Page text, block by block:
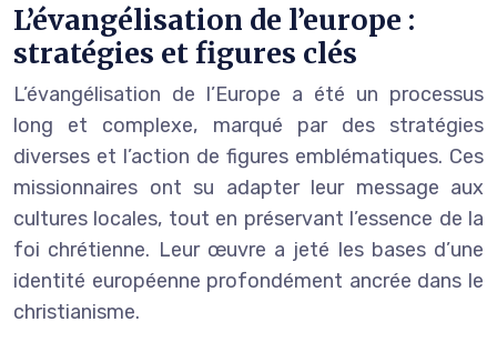
L’évangélisation de l’europe :
stratégies et figures clés
L’évangélisation de l’Europe a été un processus
long et complexe, marqué par des stratégies
diverses et l’action de figures emblématiques. Ces
missionnaires ont su adapter leur message aux
cultures locales, tout en préservant l’essence de la
foi chrétienne. Leur œuvre a jeté les bases d’une
identité européenne profondément ancrée dans le
christianisme.